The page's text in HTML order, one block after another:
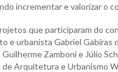
incrementar e valorizar o
que participaram do
e urbanista Gabriel Gabiras
Zamboni e Júlio
Arquitetura e Urbanismo